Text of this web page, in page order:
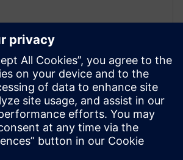
das HLK-Design
Verbesserungen
White Paper, um wichtige Tipps für
Rechenzentren und die
zu erhalten.